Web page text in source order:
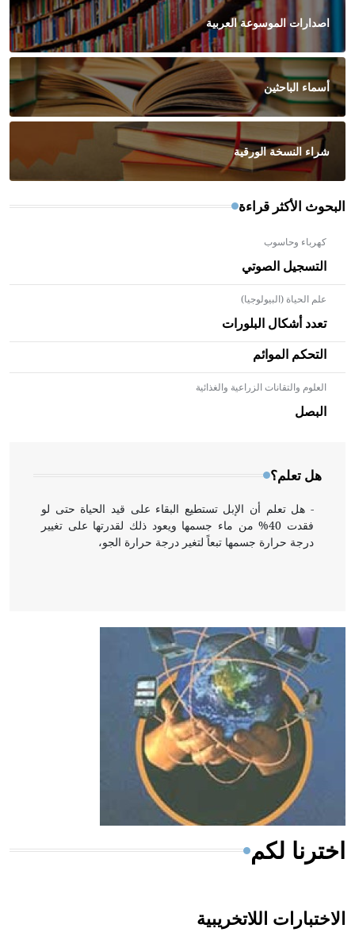
اصدارات الموسوعة العربية
أسماء الباحثين
شراء النسخة الورقية
البحوث الأكثر قراءة
كهرباء وحاسوب
التسجيل الصوتي
علم الحياة (البيولوجيا)
تعدد أشكال البلورات
التحكم الموائم
العلوم والتقانات الزراعية والغذائية
البصل
هل تعلم؟
- هل تعلم أن الأبلق نوع من الفنون الهندسية التي ارتبطت
بالعمارة الإسلامية في بلاد الشام ومصر خاصة، حيث يحرص
المعمار على بناء مداميكه وخاصة في الواجهات
- هل تعلم أن الإبل تستطيع البقاء على قيد الحياة حتى لو
فقدت 40% من ماء جسمها ويعود ذلك لقدرتها على تغيير
درجة حرارة جسمها تبعاً لتغير درجة حرارة الجو،
- هل تعلم أن أبقراط كتب في الطب أربعة مؤلفات هي:
الحكم، الأدلة، تنظيم التغذية، ورسالته في جروح الرأس.
ويعود له الفضل بأنه حرر الطب من الدين والفلسفة.
- هل تعلم أن المرجان إفراز حيواني يتكون في البحر ويتركب
من مادة كربونات الكلسيوم، وهو أحمر أو شديد الحمرة وهو
أجود أنواعه، ويمتاز بكبر الحجم ويسمى الش
اخترنا لكم
الاختبارات اللاتخريبية